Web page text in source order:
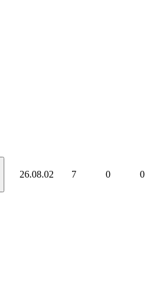
26.08.02 7 0 0